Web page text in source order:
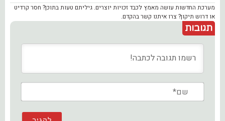
מערכת החדשות עושה מאמץ לכבד זכויות יוצרים. גיליתם טעות בתוכן? חסר קרדיט
או דרוש תיקון? צרו איתנו קשר בהקדם.
תגובות